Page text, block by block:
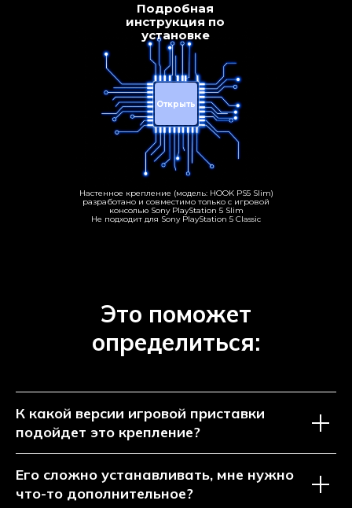
Подробная
инструкция по
установке
Настенное крепление (модель: HOOK PS5 Slim)
разработано и совместимо только с игровой
консолью Sony PlayStation 5 Slim
Не подходит для Sony PlayStation 5 Classic
Открыть
Это поможет
определиться:
К какой версии игровой приставки
подойдет это крепление?
Его сложно устанавливать, мне нужно
что-то дополнительное?